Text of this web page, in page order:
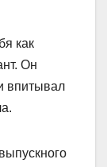
как
Он
впитывал